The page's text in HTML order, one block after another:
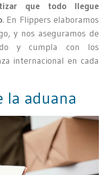
que todo llegue
. En Flippers elaboramos
y nos aseguramos de
y cumpla con los
internacional en cada
la aduana